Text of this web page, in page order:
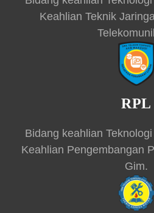
Keahlian Teknik
RPL
Bidang keahlian
Keahlian Pengembangan
Gim.